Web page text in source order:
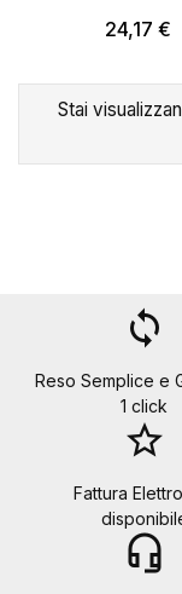
24,17 €
Stai
loop
Reso Semplice e
1 click
star_border
Fattura
headset_mic